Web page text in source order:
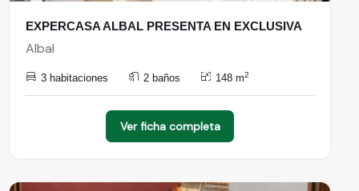
EXPERCASA ALBAL PRESENTA EN EXCLUSIVA
Albal
3 habitaciones 2 baños 148 m2
Ver ficha completa